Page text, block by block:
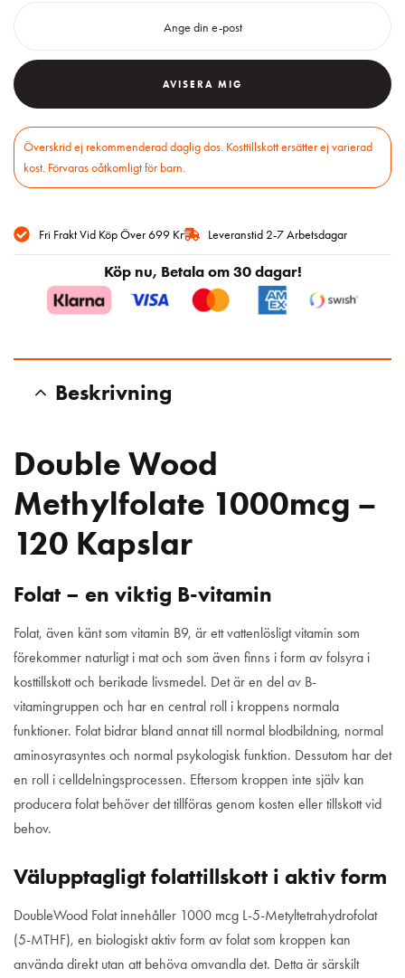
AVISERA MIG
Fri Frakt Vid Köp Över 699 Kr Leveranstid 2-7 Arbetsdagar
Köp nu, Betala om 30 dagar!
Beskrivning
Double Wood
Methylfolate 1000mcg –
120 Kapslar
Folat – en viktig B-vitamin
Folat, även känt som vitamin B9, är ett vattenlösligt vitamin som
förekommer naturligt i mat och som även finns i form av folsyra i
kosttillskott och berikade livsmedel. Det är en del av B-
vitamingruppen och har en central roll i kroppens normala
funktioner. Folat bidrar bland annat till normal blodbildning, normal
aminosyrasyntes och normal psykologisk funktion. Dessutom har det
en roll i celldelningsprocessen. Eftersom kroppen inte själv kan
producera folat behöver det tillföras genom kosten eller tillskott vid
behov.
Välupptagligt folattillskott i aktiv form
DoubleWood Folat innehåller 1000 mcg L-5-Metyltetrahydrofolat
(5-MTHF), en biologiskt aktiv form av folat som kroppen kan
använda direkt utan att behöva omvandla det. Detta är särskilt